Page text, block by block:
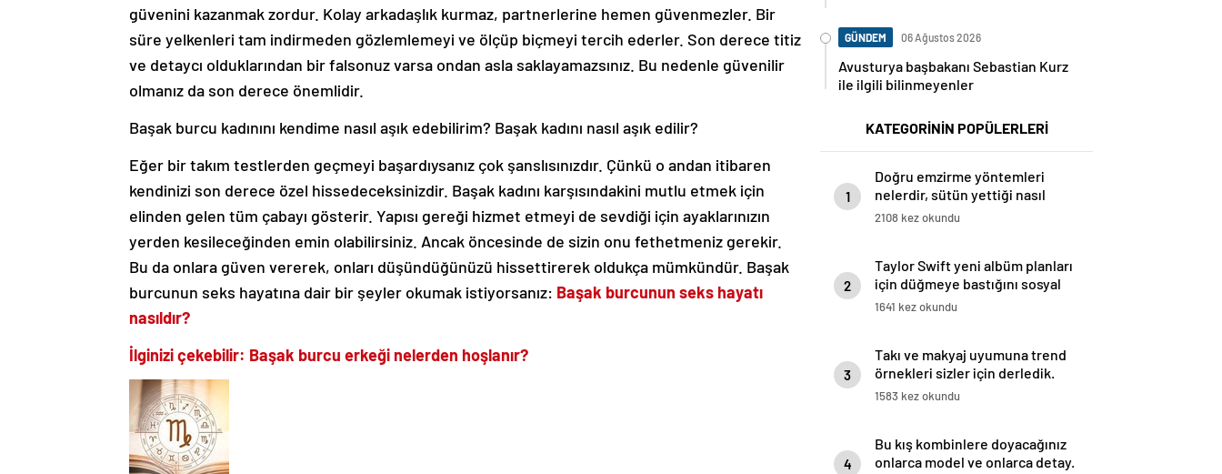
güvenini kazanmak zordur. Kolay arkadaşlık kurmaz, partnerlerine hemen güvenmezler. Bir
süre yelkenleri tam indirmeden gözlemlemeyi ve ölçüp biçmeyi tercih ederler. Son derece titiz
ve detaycı olduklarından bir falsonuz varsa ondan asla saklayamazsınız. Bu nedenle güvenilir
olmanız da son derece önemlidir.
Başak burcu kadınını kendime nasıl aşık edebilirim? Başak kadını nasıl aşık edilir?
Eğer bir takım testlerden geçmeyi başardıysanız çok şanslısınızdır. Çünkü o andan itibaren
kendinizi son derece özel hissedeceksinizdir. Başak kadını karşısındakini mutlu etmek için
elinden gelen tüm çabayı gösterir. Yapısı gereği hizmet etmeyi de sevdiği için ayaklarınızın
yerden kesileceğinden emin olabilirsiniz. Ancak öncesinde de sizin onu fethetmeniz gerekir.
Bu da onlara güven vererek, onları düşündüğünüzü hissettirerek oldukça mümkündür. Başak
burcunun seks hayatına dair bir şeyler okumak istiyorsanız: Başak burcunun seks hayatı
nasıldır?
İlginizi çekebilir: Başak burcu erkeği nelerden hoşlanır?
GÜNDEM 06 Ağustos 2026
Avusturya başbakanı Sebastian Kurz
ile ilgili bilinmeyenler
KATEGORİNİN POPÜLERLERİ
1
Doğru emzirme yöntemleri
nelerdir, sütün yettiği nasıl
anlaşılır?
2108 kez okundu
2
Taylor Swift yeni albüm planları
için düğmeye bastığını sosyal
medyadan duyurdu!
1641 kez okundu
3
Takı ve makyaj uyumuna trend
örnekleri sizler için derledik.
1583 kez okundu
4
Bu kış kombinlere doyacağınız
onlarca model ve onlarca detay.